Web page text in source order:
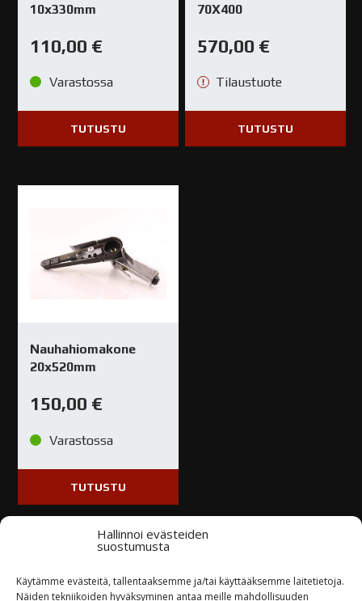
Hallinnoi evästeiden
suostumusta
Käytämme evästeitä, tallentaaksemme ja/tai käyttääksemme laitetietoja.
Näiden tekniikoiden hyväksyminen antaa meille mahdollisuuden
10x330mm
110,00 €
Varastossa
TUTUSTU
70X400
570,00 €
Tilaustuote
TUTUSTU
Nauhahiomakone
20x520mm
150,00 €
Varastossa
TUTUSTU